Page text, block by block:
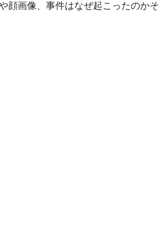
顔画像、事件はなぜ起こったのかそ